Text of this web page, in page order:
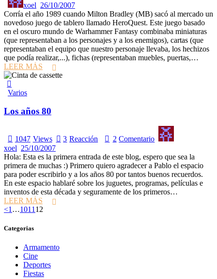
xoel 26/10/2007
Corría el año 1989 cuando Milton Bradley (MB) sacó al mercado un
novedoso juego de tablero llamado HeroQuest. Este juego basado
en el oscuro mundo de Warhammer Fantasy combinaba miniaturas
(que representaban a los personajes y a los enemigos), cartas (que
representaban el equipo que nuestro personaje llevaba, los hechizos
que podía realizar,...), fichas (representaban muebles, puertas,…
LEER MÁS
Varios
Los años 80
1047 Views 3 Reacción 2 Comentario
xoel 25/10/2007
Hola: Esta es la primera entrada de este blog, espero que sea la
primera de muchas :) Primero quiero agradecer a Pablo el espacio
para poder escribirlo y a los años 80 por tantos buenos recuerdos.
En este espacio hablaré sobre los juguetes, programas, películas e
inventos de esta década y seguramente de los primeros…
LEER MÁS
Paginación
de
<Page
1 …Page
10Page
11 Page
12
Categorias
Armamento
Cine
Deportes
Fiestas